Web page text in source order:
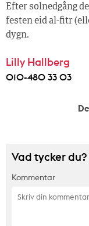
Efter solnedgång
festen eid al-fitr
dygn.
Lilly Hallberg
010-480 33 03
Vad tycker
Kommentar